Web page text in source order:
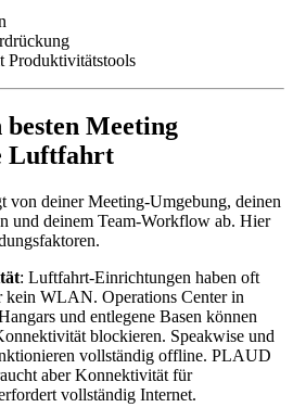
Produktivitätstools
besten Meeting
Luftfahrt
von deiner Meeting-Umgebung, deinen
und deinem Team-Workflow ab. Hier
: Luftfahrt-Einrichtungen haben oft
kein WLAN. Operations Center in
und entlegene Basen können
blockieren. Speakwise und
vollständig offline. PLAUD
aber Konnektivität für
vollständig Internet.